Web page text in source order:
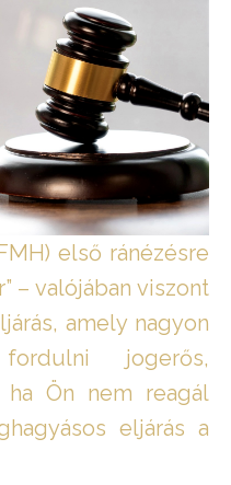
első ránézésre
– valójában viszont
amely nagyon
jogerős,
ha Ön nem reagál
eljárás a